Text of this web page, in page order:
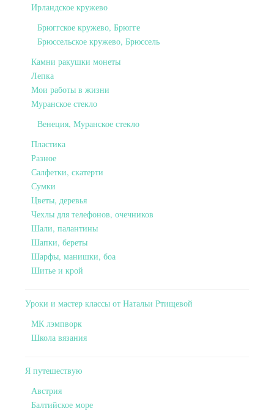
Ирландское кружево
Брюггское кружево, Брюгге
Брюссельское кружево, Брюссель
Камни ракушки монеты
Лепка
Мои работы в жизни
Муранское стекло
Венеция, Муранское стекло
Пластика
Разное
Салфетки, скатерти
Сумки
Цветы, деревья
Чехлы для телефонов, очечников
Шали, палантины
Шапки, береты
Шарфы, манишки, боа
Шитье и крой
Уроки и мастер классы от Натальи Ртищевой
МК лэмпворк
Школа вязания
Я путешествую
Австрия
Балтийское море